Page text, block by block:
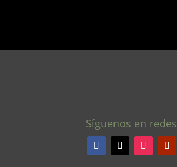
Síguenos en redes